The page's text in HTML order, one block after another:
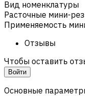
Вид номенклатуры
Расточные мини-
Применяемость
Отзывы
Чтобы оставить
Войти
Основные